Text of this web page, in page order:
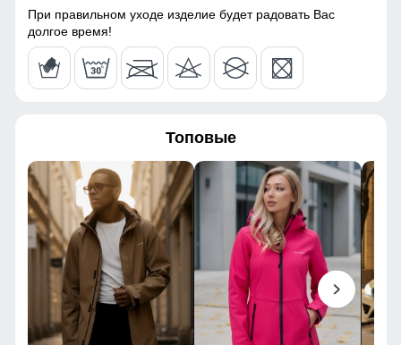
50
40
108
112
43
Windstopper
Паропроницаемость до 5000 г/м²/24 ч
Фурнитура YKK
Конструктивные особенности
Покрой
Полуприлегающий /
свободный
Длина изделия До бедра
Тип рукава Длинный
Внутренние карманы Есть
Тип карманов
Боковые врезные карманы
При правильном уходе изделие будет радовать Вас
долгое время!
Топовые